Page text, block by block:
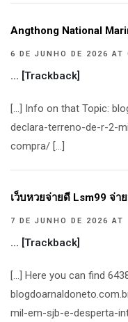
Angthong National
6 DE JUNHO DE 2026 AT
… [Trackback]
[…] Info on that Topic:
declara-terreno-de-r-2-
compra/ […]
เว็บหวยจ่ายดี Lsm99 จ่า
7 DE JUNHO DE 2026 AT
… [Trackback]
[…] Here you can find
mil-em-sjb-e-desperta-